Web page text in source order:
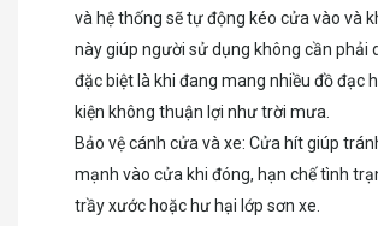
và hệ thống sẽ tự động kéo cửa vào và
này giúp người sử dụng không cần phải
đặc biệt là khi đang mang nhiều đồ đạc
kiện không thuận lợi như trời mưa.
Bảo vệ cánh cửa và xe: Cửa hít giúp
mạnh vào cửa khi đóng, hạn chế tình
trầy xước hoặc hư hại lớp sơn xe.